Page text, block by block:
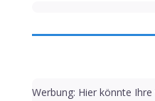
Werbung: Hier könnte